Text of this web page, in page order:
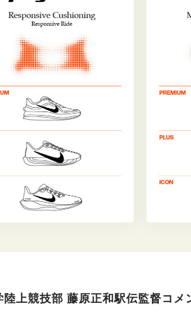
陸上競技部 藤原正和駅伝監督コメ